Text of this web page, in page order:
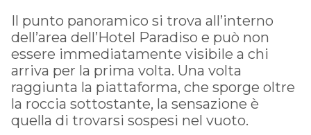
Il punto panoramico si trova all’interno
dell’area dell’Hotel Paradiso e può non
essere immediatamente visibile a chi
arriva per la prima volta. Una volta
raggiunta la piattaforma, che sporge oltre
la roccia sottostante, la sensazione è
quella di trovarsi sospesi nel vuoto.